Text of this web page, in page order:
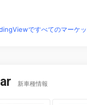
ですべてのマーケ
新車種情報